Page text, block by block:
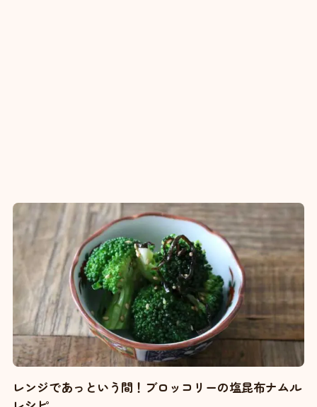
レンジであっという間！ブロッコリーの塩昆布ナムル